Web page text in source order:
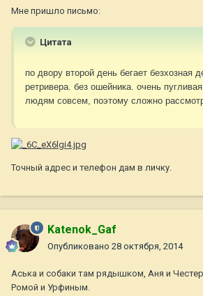
Мне пришло письмо:
Цитата
по двору второй день бегает безхозная
ретривера. без ошейника. очень
людям совсем, поэтому сложно
Точный адрес и телефон дам в личку.
Katenok_Gaf
Опубликовано 28 октября, 2014
Аська и собаки там рядышком, Аня и
Ромой и Урфиным.